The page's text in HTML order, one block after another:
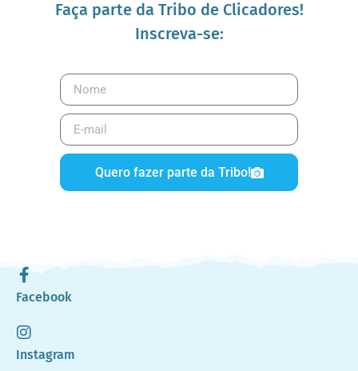
Faça parte da Tribo de Clicadores!
Inscreva-se:
Quero fazer parte da Tribo!
Facebook
Instagram